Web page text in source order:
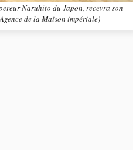
Naruhito du Japon, recevra son
de la Maison impériale)